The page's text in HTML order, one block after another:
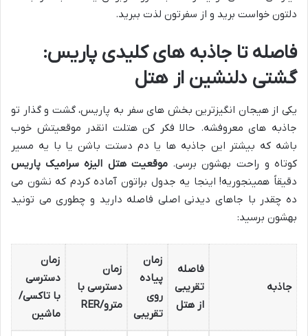
دلتون خواست برید و از سفرتون لذت ببرید.
فاصله تا جاذبه های کلیدی پاریس:
گشتی دلنشین از هتل
یکی از هیجان انگیزترین بخش های سفر به پاریس، گشت و گذار تو
جاذبه های معروفشه. حالا فکر کن هتلت انقدر موقعیتش خوب
باشه که بیشتر این جاذبه ها یا دم دستت باشن یا با یه مسیر
کوتاه و راحت بهشون برسی.موقعیت هتل الیزه سرامیک پاریس
دقیقاً همینجوریه! اینجا یه جدول براتون آماده کردم که نشون می
ده چقدر با جاهای دیدنی اصلی فاصله دارید و چطوری می تونید
بهشون برسید:
جاذبه
فاصله
تقریبی
از هتل
زمان
پیاده
روی
تقریبی
زمان
دسترسی با
مترو/RER
زمان
دسترسی
با تاکسی/
ماشین